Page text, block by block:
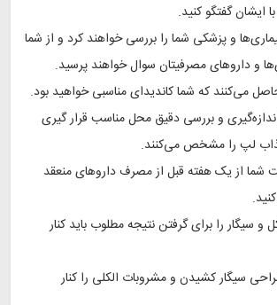
ایشان گفتگو کنید.
و پزشکی شما را بررسی خواهند کرد و از شما
و دارو‌های مصرفیتان سوال خواهند پرسید.
می‌کنند که شما کاندیدای مناسبی خواهید بود.
و بررسی دقیق محل مناسب قرار گیری
لپ را مشخص می‌کنند.
شما از یک هفته قبل از مصرف دارو‌های منعقد
و سیگار را برای گرفتن نتیجه مطلوب باید کنار
سیگار کشیدن و مشروبات الکلی را کنار